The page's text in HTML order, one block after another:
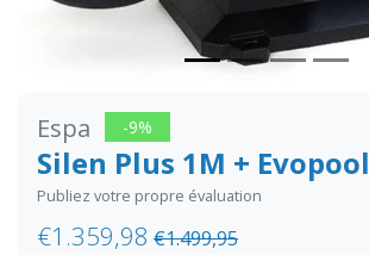
Espa -9%
Silen Plus 1M + Evopool
Publiez votre propre évaluation
€1.359,98 €1.499,95